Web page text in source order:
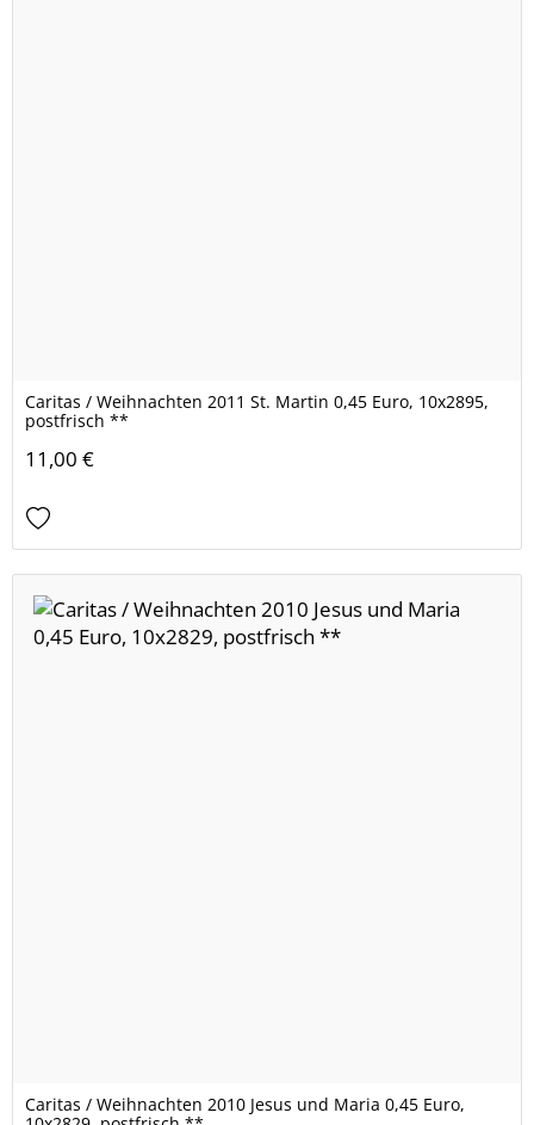
Caritas / Weihnachten 2011 St. Martin 0,45 Euro, 10x2895,
postfrisch **
11,00 €
Caritas / Weihnachten 2010 Jesus und Maria 0,45 Euro,